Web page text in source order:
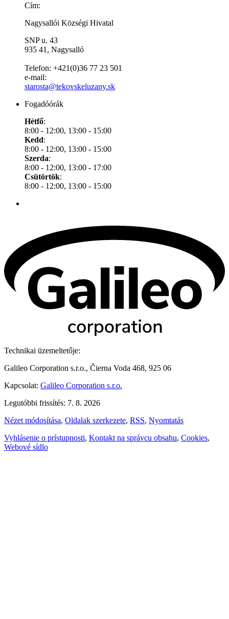
Cím:
Nagysallói Községi Hivatal
SNP u. 43
935 41, Nagysalló
Telefon: +421(0)36 77 23 501
e-mail:
starosta@tekovskeluzany.sk
Fogadóórák
Hétfő:
8:00 - 12:00, 13:00 - 15:00
Kedd:
8:00 - 12:00, 13:00 - 15:00
Szerda:
8:00 - 12:00, 13:00 - 17:00
Csütörtök:
8:00 - 12:00, 13:00 - 15:00
Technikai üzemeltetője:
Galileo Corporation s.r.o., Čierna Voda 468, 925 06
Kapcsolat: Galileo Corporation s.r.o.
Legutóbbi frissítés: 7. 8. 2026
Nézet módosítása, Oldalak szerkezete, RSS, Nyomtatás
Vyhlásenie o prístupnosti, Kontakt na správcu obsahu, Cookies,
Webové sídlo